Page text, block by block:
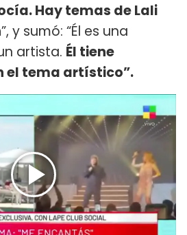
Hay temas de Lali
”, y sumó: “Él es una
artista. Él tiene
el tema artístico”.